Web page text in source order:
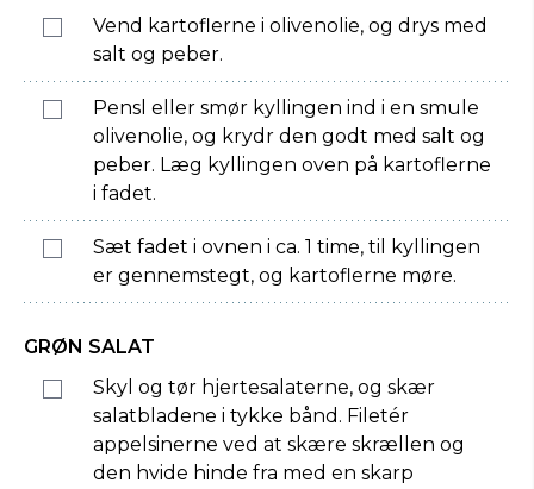
Vend kartoflerne i olivenolie, og drys med
salt og peber.
Pensl eller smør kyllingen ind i en smule
olivenolie, og krydr den godt med salt og
peber. Læg kyllingen oven på kartoflerne
i fadet.
Sæt fadet i ovnen i ca. 1 time, til kyllingen
er gennemstegt, og kartoflerne møre.
GRØN SALAT
Skyl og tør hjertesalaterne, og skær
salatbladene i tykke bånd. Filetér
appelsinerne ved at skære skrællen og
den hvide hinde fra med en skarp